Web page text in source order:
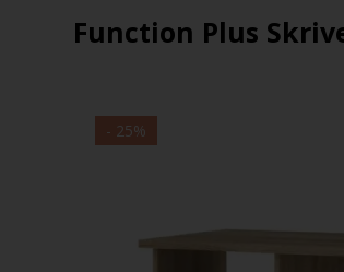
Function Plus
- 25%